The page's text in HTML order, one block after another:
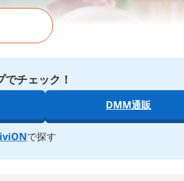
チェック！
DMM通販
で探す